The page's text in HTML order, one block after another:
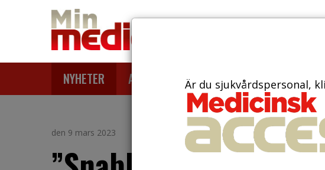
NYHETER ARTIKLAR AKTUELLT TIDNINGAR
den 9 mars 2023
Är du sjukvårdspersonal,